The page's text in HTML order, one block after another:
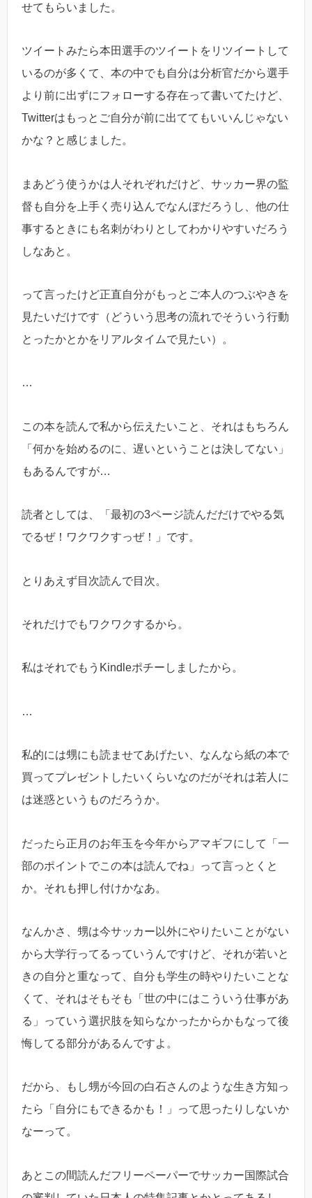
せてもらいました。
ツイートみたら本田選手のツイートをリツイートして
いるのが多くて、本の中でも自分は分析官だから選手
より前に出ずにフォローする存在って書いてたけど、
Twitterはもっとご自分が前に出ててもいいんじゃない
かな？と感じました。
まあどう使うかは人それぞれだけど、サッカー界の監
督も自分を上手く売り込んでなんぼだろうし、他の仕
事するときにも名刺がわりとしてわかりやすいだろう
しなあと。
って言ったけど正直自分がもっとご本人のつぶやきを
見たいだけです（どういう思考の流れでそういう行動
とったかとかをリアルタイムで見たい）。
…
この本を読んで私から伝えたいこと、それはもちろん
「何かを始めるのに、遅いということは決してない」
もあるんですが…
読者としては、「最初の3ページ読んだだけでやる気
でるぜ！ワクワクすっぜ！」です。
とりあえず目次読んで目次。
それだけでもワクワクするから。
私はそれでもうKindleポチーしましたから。
…
私的には甥にも読ませてあげたい、なんなら紙の本で
買ってプレゼントしたいくらいなのだがそれは若人に
は迷惑というものだろうか。
だったら正月のお年玉を今年からアマギフにして「一
部のポイントでこの本は読んでね」って言っとくと
か。それも押し付けかなあ。
なんかさ、甥は今サッカー以外にやりたいことがない
から大学行ってるっていうんですけど、それが若いと
きの自分と重なって、自分も学生の時やりたいことな
くて、それはそもそも「世の中にはこういう仕事があ
る」っていう選択肢を知らなかったからかもなって後
悔してる部分があるんですよ。
だから、もし甥が今回の白石さんのような生き方知っ
たら「自分にもできるかも！」って思ったりしないか
なーって。
あとこの間読んだフリーペーパーでサッカー国際試合